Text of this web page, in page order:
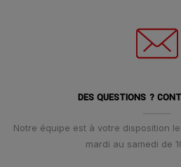
DES QUESTIONS ?
Notre équipe est à votre disposition
mardi au samedi de